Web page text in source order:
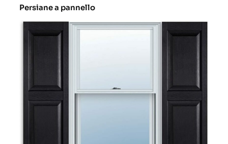
Persiane a pannello